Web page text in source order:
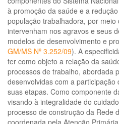
à promoção da saúde e a
população trabalhadora, por
intervenham nos agravos e seus
modelos de desenvolvimento e
GM/MS Nº 3.252/09). A
ter como objeto a relação da
processos de trabalho, abordada
desenvolvidas com a
suas etapas. Como componente
visando à integralidade do
processo de construção da Rede
coordenada pela Atenção